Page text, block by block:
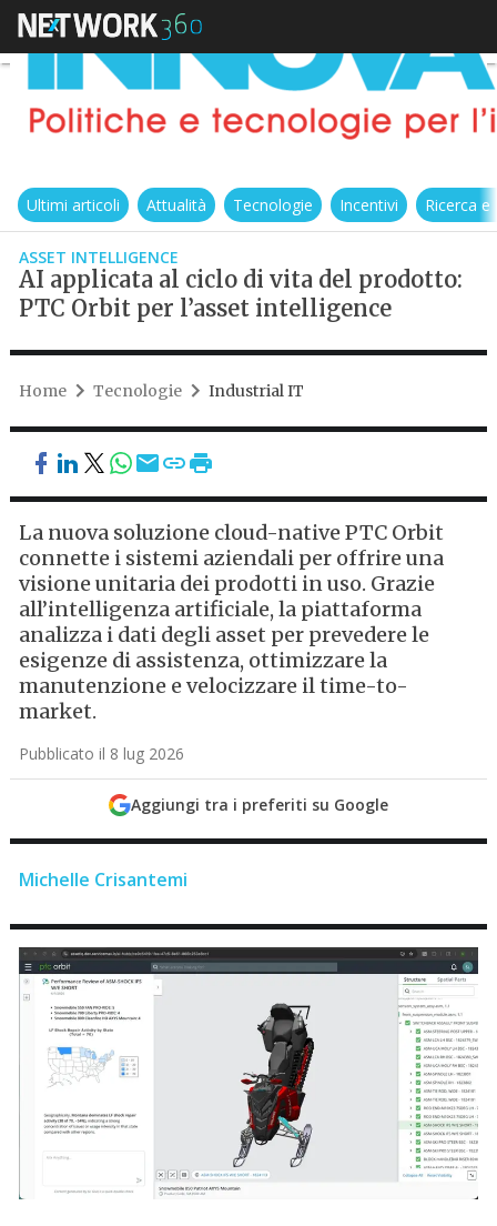
Ultimi articoli Attualità Tecnologie Incentivi Ricerca
ASSET INTELLIGENCE
AI applicata al ciclo di vita del prodotto:
PTC Orbit per l’asset intelligence
Home Tecnologie Industrial IT
La nuova soluzione cloud-native PTC Orbit
connette i sistemi aziendali per offrire una
visione unitaria dei prodotti in uso. Grazie
all’intelligenza artificiale, la piattaforma
analizza i dati degli asset per prevedere le
esigenze di assistenza, ottimizzare la
manutenzione e velocizzare il time-to-
market.
Pubblicato il 8 lug 2026
Aggiungi tra i preferiti su Google
Michelle Crisantemi